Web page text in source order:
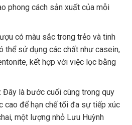
phong cách sản xuất của mỗi
có màu sắc trong trẻo và tinh
thể sử dụng các chất như casein,
kết hợp với việc lọc bằng
Đây là bước cuối cùng trong quy
cao để hạn chế tối đa sự tiếp xúc
một lượng nhỏ Lưu Huỳnh